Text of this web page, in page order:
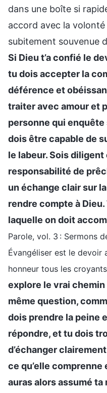
dans une boîte si
accord avec la volonté
subitement souvenue
Si Dieu t’a confié le
tu dois accepter la
déférence et
traiter avec amour et
personne qui
dois être capable de
le labeur. Sois diligent
responsabilité de
un échange clair sur
rendre compte à
laquelle on doit
Parole, vol. 3 : Sermons
Évangéliser est le devoir
honneur tous les
explore le vrai
même question,
dois prendre la peine
répondre, et tu dois
d’échanger
ce qu’elle comprenne
auras alors assumé